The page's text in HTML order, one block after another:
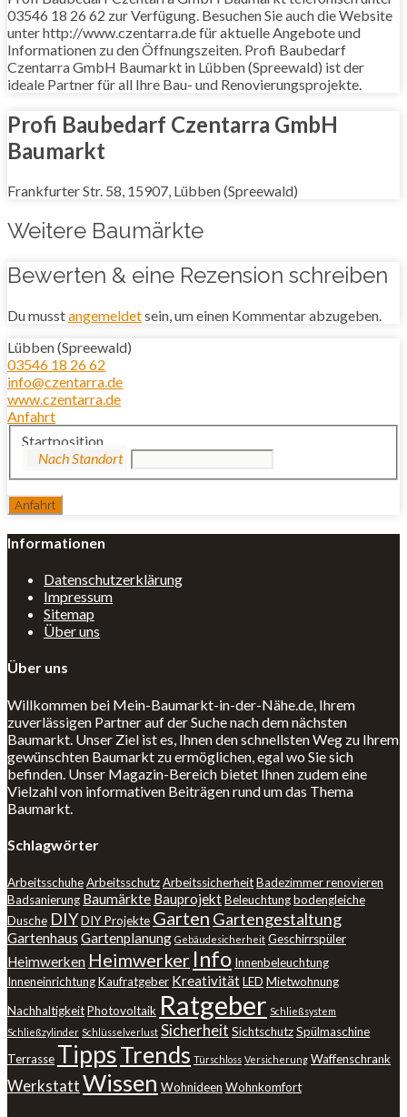
03546 18 26 62 zur Verfügung. Besuchen Sie auch die Website
unter http://www.czentarra.de für aktuelle Angebote und
Informationen zu den Öffnungszeiten. Profi Baubedarf
Czentarra GmbH Baumarkt in Lübben (Spreewald) ist der
ideale Partner für all Ihre Bau- und Renovierungsprojekte.
Profi Baubedarf Czentarra GmbH
Baumarkt
Frankfurter Str. 58, 15907, Lübben (Spreewald)
Weitere Baumärkte
Bewerten & eine Rezension schreiben
Du musstangemeldetsein, um einen Kommentar abzugeben.
Lübben (Spreewald)
03546 18 26 62
info@czentarra.de
www.czentarra.de
Anfahrt
Startposition
Informationen
Datenschutzerklärung
Impressum
Sitemap
Über uns
Über uns
Willkommen bei Mein-Baumarkt-in-der-Nähe.de, Ihrem
zuverlässigen Partner auf der Suche nach dem nächsten
Baumarkt. Unser Ziel ist es, Ihnen den schnellsten Weg zu Ihrem
gewünschten Baumarkt zu ermöglichen, egal wo Sie sich
befinden. Unser Magazin-Bereich bietet Ihnen zudem eine
Vielzahl von informativen Beiträgen rund um das Thema
Baumarkt.
Schlagwörter
ArbeitsschuheArbeitsschutzArbeitssicherheitBadezimmer renovieren
Badsanierung Baumärkte BauprojektBeleuchtungbodengleiche
Dusche DIYDIY Projekte Garten Gartengestaltung
Gartenhaus Gartenplanung Gebäudesicherheit Geschirrspüler
Heimwerken Heimwerker Info Innenbeleuchtung
InneneinrichtungKaufratgeber KreativitätLED Mietwohnung
NachhaltigkeitPhotovoltaik Ratgeber Schließsystem
Schließzylinder Schlüsselverlust Sicherheit SichtschutzSpülmaschine
Terrasse TippsTrends Türschloss Versicherung Waffenschrank
WerkstattWissen Wohnideen Wohnkomfort